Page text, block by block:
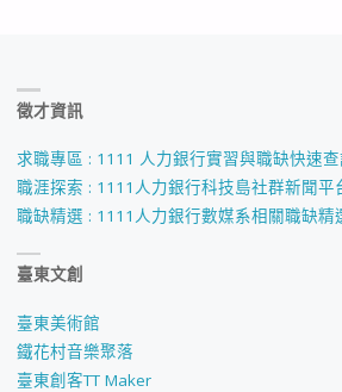
徵才資訊
求職專區 : 1111 人力銀行實習與職缺快速
職涯探索 : 1111人力銀行科技島社群新聞平
職缺精選 : 1111人力銀行數媒系相關職缺精
臺東文創
臺東美術館
鐵花村音樂聚落
臺東創客TT Maker